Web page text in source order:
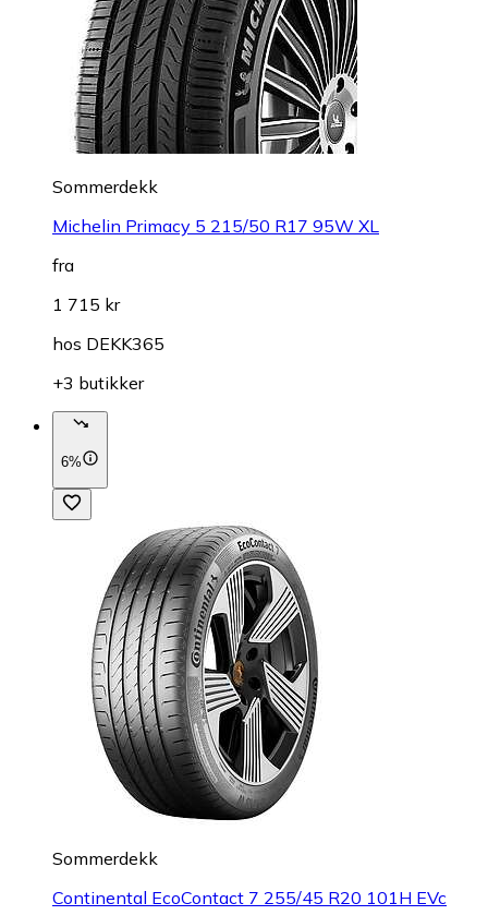
Sommerdekk
Michelin Primacy 5 215/50 R17 95W XL
fra
1 715 kr
hos DEKK365
+3 butikker
6%
Sommerdekk
Continental EcoContact 7 255/45 R20 101H EVc